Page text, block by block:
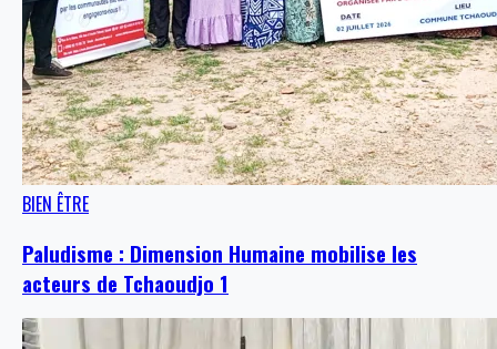
BIEN ÊTRE
Paludisme : Dimension Humaine mobilise les
acteurs de Tchaoudjo 1